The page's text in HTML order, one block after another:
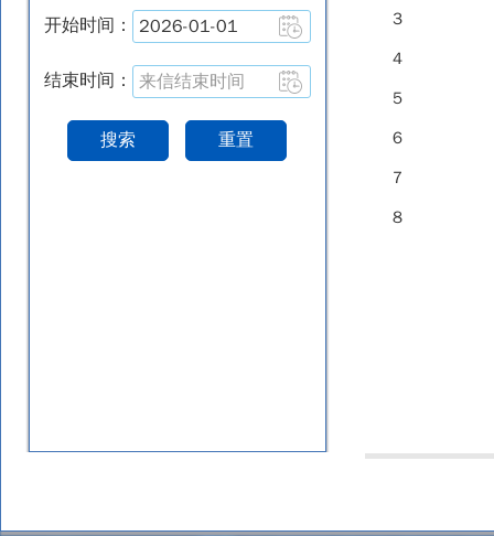
开始时间：
结束时间：
搜索 重置
3
4
5
6
7
8